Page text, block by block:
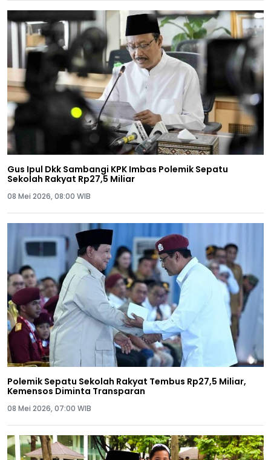
Gus Ipul Dkk Sambangi KPK Imbas Polemik Sepatu
Sekolah Rakyat Rp27,5 Miliar
08 Mei 2026, 08:00 WIB
Polemik Sepatu Sekolah Rakyat Tembus Rp27,5 Miliar,
Kemensos Diminta Transparan
08 Mei 2026, 07:00 WIB